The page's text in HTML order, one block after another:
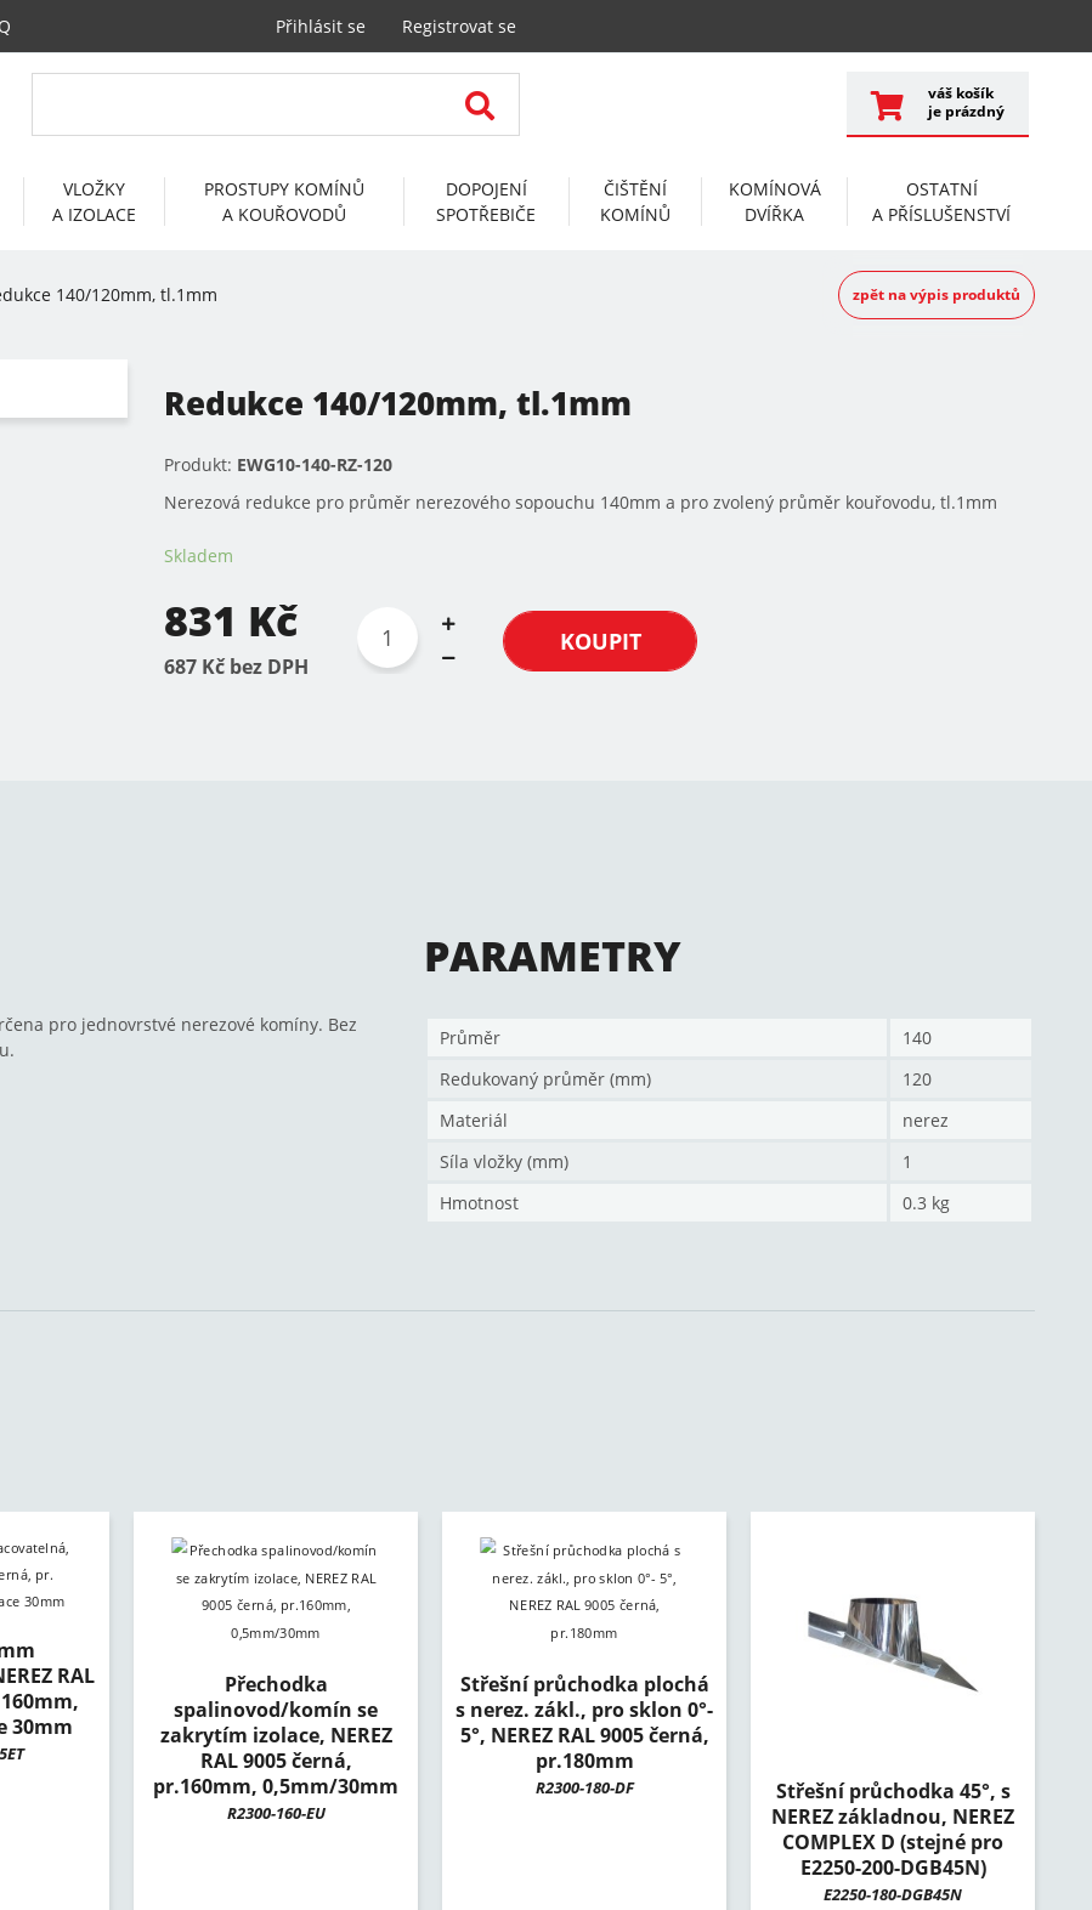
Přihlásit se Registrovat se
váš košík
je prázdný
VLOŽKY
A IZOLACE
PROSTUPY KOMÍNŮ
A KOUŘOVODŮ
DOPOJENÍ
SPOTŘEBIČE
ČIŠTĚNÍ
KOMÍNŮ
KOMÍNOVÁ
DVÍŘKA
OSTATNÍ
A PŘÍSLUŠENSTVÍ
140/120mm, tl.1mm zpět na výpis produktů
Redukce 140/120mm, tl.1mm
Produkt: EWG10-140-RZ-120
Nerezová redukce pro průměr nerezového sopouchu 140mm a pro zvolený průměr kouřovodu, tl.1mm
Skladem
831 Kč
687 Kč bez DPH
KOUPIT
pro jednovrstvé nerezové komíny. Bez
PARAMETRY
Průměr
140
Redukovaný průměr (mm)
120
Materiál
nerez
Síla vložky (mm)
1
Hmotnost
0.3 kg
RAL
30mm
Přechodka
spalinovod/komín se
zakrytím izolace, NEREZ
RAL 9005 černá,
pr.160mm, 0,5mm/30mm
R2300-160-EU
Střešní průchodka plochá
s nerez. zákl., pro sklon 0°-
5°, NEREZ RAL 9005 černá,
pr.180mm
R2300-180-DF
Střešní průchodka 45°, s
NEREZ základnou, NEREZ
COMPLEX D (stejné pro
E2250-200-DGB45N)
E2250-180-DGB45N